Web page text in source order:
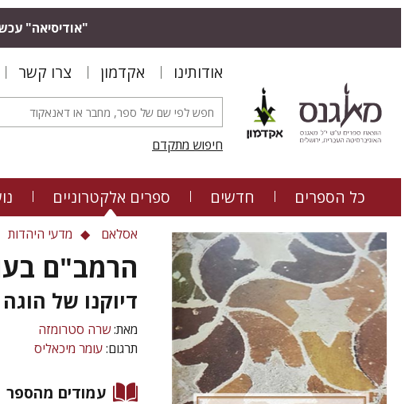
"אודיסיאה"
אודותינו אקדמון צרו קשר
חיפוש מתקדם
כל הספרים חדשים ספרים אלקטרוניים
אסלאם מדעי היהדות
הרמב"ם
דיוקנו של הוגה
מאת:שרה סטרומזה
תרגום:עומר מיכאליס
עמודים מהספר